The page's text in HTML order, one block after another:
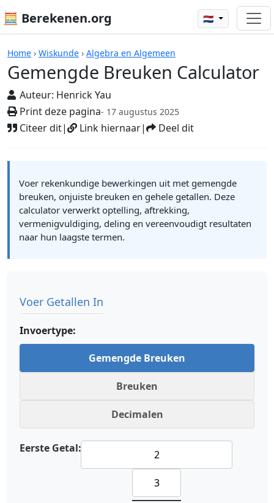
🧮 Berekenen.org 🇳🇱
Home › Wiskunde › Algebra en Algemeen
Gemengde Breuken Calculator
Auteur: Henrick Yau
Print deze pagina- 17 augustus 2025
Citeer dit| Link hiernaar| Deel dit
Rekenmachines
Voer rekenkundige bewerkingen uit met gemengde
breuken, onjuiste breuken en gehele getallen. Deze
calculator verwerkt optelling, aftrekking,
vermenigvuldiging, deling en vereenvoudigt resultaten
naar hun laagste termen.
Voer Getallen In
Invoertype:
Gemengde Breuken
Breuken
Decimalen
Eerste Getal: